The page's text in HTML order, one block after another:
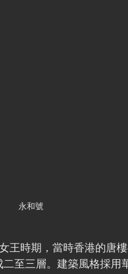
永和號
王時期，當時香港的唐
至三層。建築風格採用